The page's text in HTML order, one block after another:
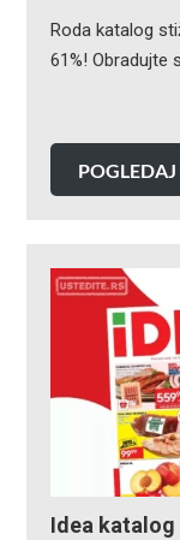
Roda katalog
61%! Obradujte
POGLEDAJ
Idea katalog